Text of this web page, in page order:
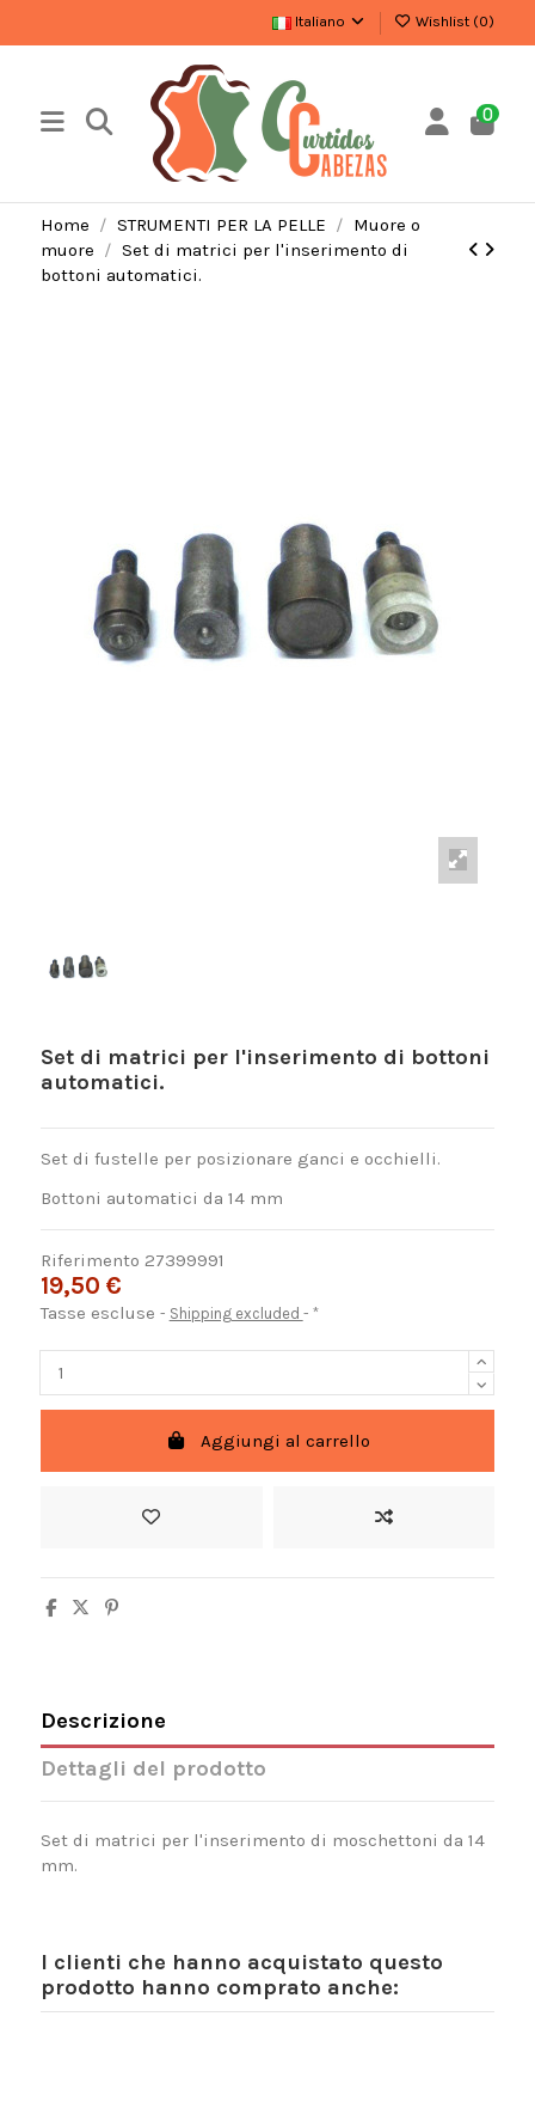
Italiano Wishlist (0)
0
Home STRUMENTI PER LA PELLE
Muore o
muore
Set di matrici per l'inserimento di
bottoni automatici.
Set di matrici per l'inserimento di bottoni
automatici.
Set di fustelle per posizionare ganci e occhielli.
Bottoni automatici da 14 mm
Riferimento 27399991
19,50 €
Tasse escluse Shipping excluded *
Aggiungi al carrello
Descrizione
Dettagli del prodotto
Set di matrici per l'inserimento di moschettoni da 14
mm.
I clienti che hanno acquistato questo
prodotto hanno comprato anche: